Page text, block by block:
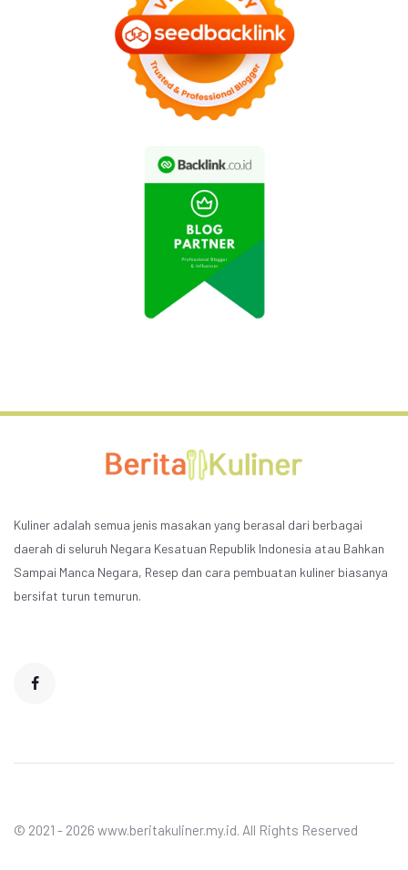
Kuliner adalah semua jenis masakan yang berasal dari berbagai
daerah di seluruh Negara Kesatuan Republik Indonesia atau Bahkan
Sampai Manca Negara, Resep dan cara pembuatan kuliner biasanya
bersifat turun temurun.
© 2021 - 2026 www.beritakuliner.my.id. All Rights Reserved